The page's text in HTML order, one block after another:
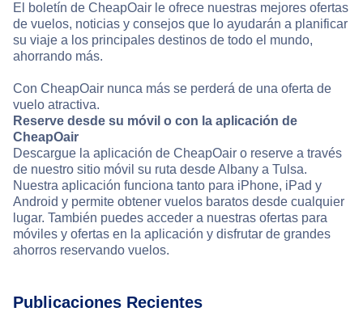
El boletín de CheapOair le ofrece nuestras mejores ofertas
de vuelos, noticias y consejos que lo ayudarán a planificar
su viaje a los principales destinos de todo el mundo,
ahorrando más.
Con CheapOair nunca más se perderá de una oferta de
vuelo atractiva.
Reserve desde su móvil o con la aplicación de
CheapOair
Descargue la aplicación de CheapOair o reserve a través
de nuestro sitio móvil su ruta desde Albany a Tulsa.
Nuestra aplicación funciona tanto para iPhone, iPad y
Android y permite obtener vuelos baratos desde cualquier
lugar. También puedes acceder a nuestras ofertas para
móviles y ofertas en la aplicación y disfrutar de grandes
ahorros reservando vuelos.
Publicaciones Recientes